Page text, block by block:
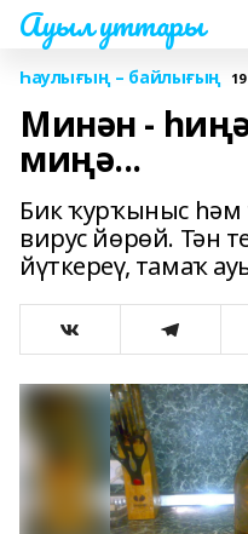
Ауыл уттары
Һаулығың – байлығың
Минән -
миңә...
Бик ҡурҡыныс һәм
вирус йөрөй. Тән
йүткереү, тамаҡ